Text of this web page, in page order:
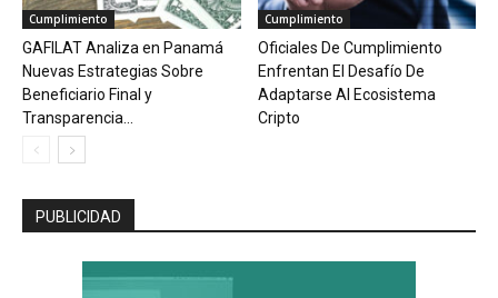
Cumplimiento
GAFILAT Analiza en Panamá
Nuevas Estrategias Sobre
Beneficiario Final y
Transparencia...
Cumplimiento
Oficiales De Cumplimiento
Enfrentan El Desafío De
Adaptarse Al Ecosistema
Cripto
PUBLICIDAD